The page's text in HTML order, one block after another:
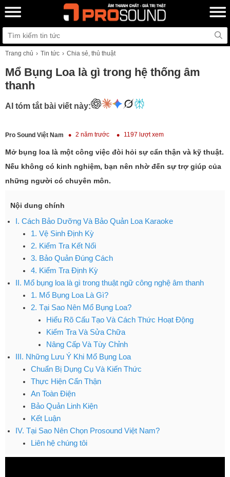
Trang chủ Tin tức Chia sẻ, thủ thuật
Mổ Bụng Loa là gì trong hệ thống âm
thanh
AI tóm tắt bài viết này:
Pro Sound Việt Nam 2 năm trước 1197 lượt xem
Mở bụng loa là một công việc đòi hỏi sự cẩn thận và kỹ thuật.
Nếu không có kinh nghiệm, bạn nên nhờ đến sự trợ giúp của
những người có chuyên môn.
Nội dung chính
I. Cách Bảo Dưỡng Và Bảo Quản Loa Karaoke
1. Vệ Sinh Định Kỳ
2. Kiểm Tra Kết Nối
3. Bảo Quản Đúng Cách
4. Kiểm Tra Định Kỳ
II. Mổ bụng loa là gì trong thuật ngữ công nghệ âm thanh
1. Mổ Bụng Loa Là Gì?
2. Tại Sao Nên Mổ Bụng Loa?
Hiểu Rõ Cấu Tạo Và Cách Thức Hoạt Động
Kiểm Tra Và Sửa Chữa
Nâng Cấp Và Tùy Chỉnh
III. Những Lưu Ý Khi Mổ Bụng Loa
Chuẩn Bị Dụng Cụ Và Kiến Thức
Thực Hiện Cẩn Thận
An Toàn Điện
Bảo Quản Linh Kiện
Kết Luận
IV. Tại Sao Nên Chọn Prosound Việt Nam?
Liên hệ chúng tôi